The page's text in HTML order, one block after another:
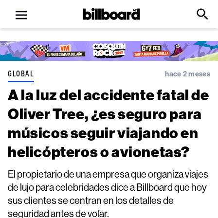
Open
menu
Billboard
Click
Input
GLOBAL hace 2 meses
A la luz del accidente fatal de
Oliver Tree, ¿es seguro para
músicos seguir viajando en
helicópteros o avionetas?
El propietario de una empresa que organiza viajes
de lujo para celebridades dice a Billboard que hoy
sus clientes se centran en los detalles de
seguridad antes de volar.